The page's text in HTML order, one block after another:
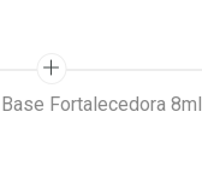
Fortalecedora 8ml